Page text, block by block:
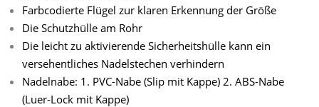
Farbcodierte Flügel zur klaren Erkennung der Größe
Die Schutzhülle am Rohr
Die leicht zu aktivierende Sicherheitshülle kann ein
versehentliches Nadelstechen verhindern
Nadelnabe: 1. PVC-Nabe (Slip mit Kappe) 2. ABS-Nabe
(Luer-Lock mit Kappe)